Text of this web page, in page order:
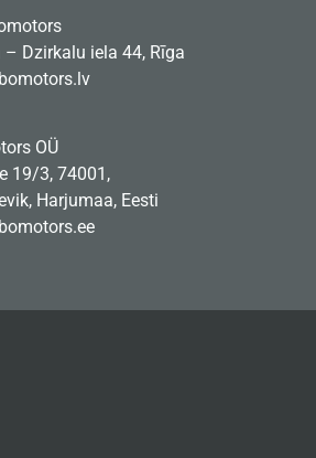
– Dzirkalu iela 44, Rīga
OÜ
19/3, 74001,
Harjumaa, Eesti